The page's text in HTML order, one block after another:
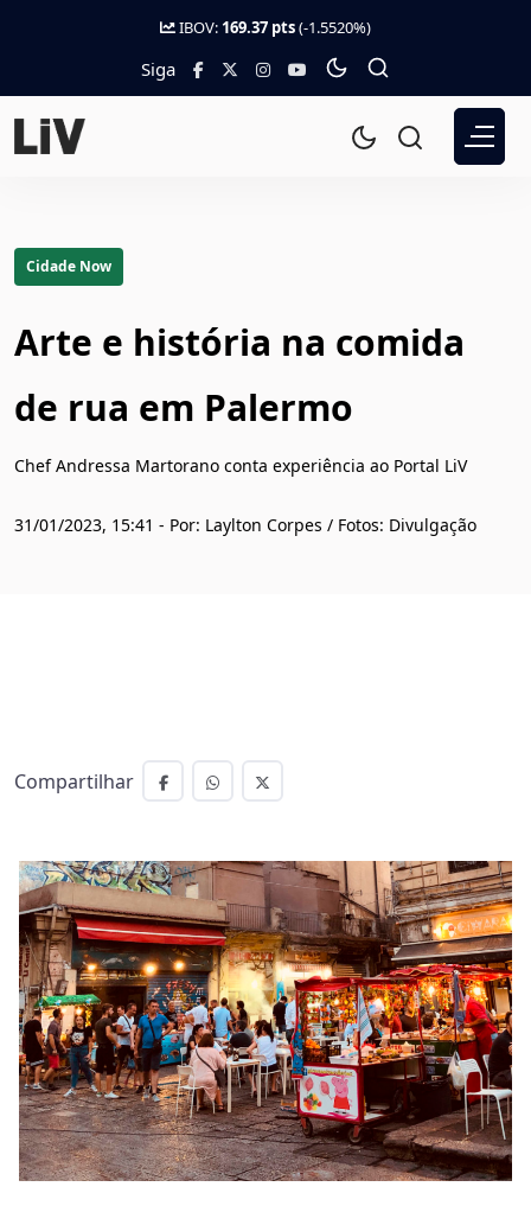
IBOV: 169.37 pts(-1.5520%)
Siga
Cidade Now
Arte e história na comida
de rua em Palermo
Chef Andressa Martorano conta experiência ao Portal LiV
31/01/2023, 15:41 - Por: Laylton Corpes / Fotos: Divulgação
Compartilhar